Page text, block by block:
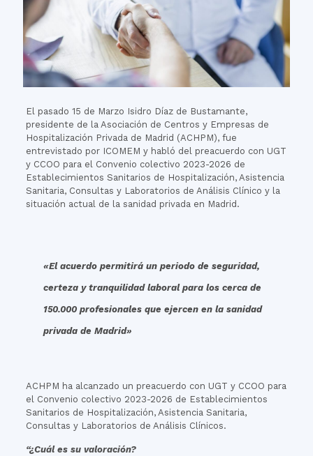
El pasado 15 de Marzo Isidro Díaz de Bustamante,
presidente de la Asociación de Centros y Empresas de
Hospitalización Privada de Madrid (ACHPM), fue
entrevistado por ICOMEM y habló del preacuerdo con UGT
y CCOO para el Convenio colectivo 2023-2026 de
Establecimientos Sanitarios de Hospitalización, Asistencia
Sanitaria, Consultas y Laboratorios de Análisis Clínico y la
situación actual de la sanidad privada en Madrid.
«El acuerdo permitirá un periodo de seguridad,
certeza y tranquilidad laboral para los cerca de
150.000 profesionales que ejercen en la sanidad
privada de Madrid»
ACHPM ha alcanzado un preacuerdo con UGT y CCOO para
el Convenio colectivo 2023-2026 de Establecimientos
Sanitarios de Hospitalización, Asistencia Sanitaria,
Consultas y Laboratorios de Análisis Clínicos.
“¿Cuál es su valoración?